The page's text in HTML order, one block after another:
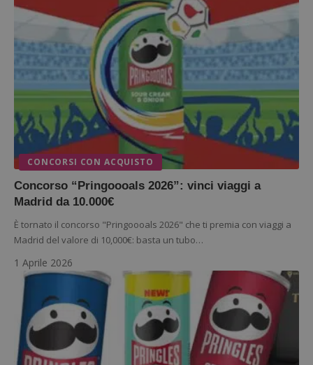
CONCORSI CON ACQUISTO
Concorso “Pringoooals 2026”: vinci viaggi a
Madrid da 10.000€
È tornato il concorso "Pringoooals 2026" che ti premia con viaggi a
Madrid del valore di 10,000€: basta un tubo…
1 Aprile 2026